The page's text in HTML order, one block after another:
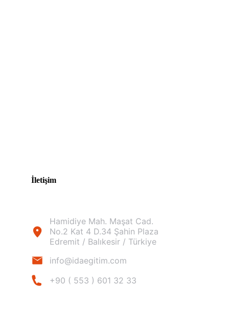
İletişim
Hamidiye Mah. Maşat Cad.
No.2 Kat 4 D.34 Şahin Plaza
Edremit / Balıkesir / Türkiye
info@idaegitim.com
+90 ( 553 ) 601 32 33